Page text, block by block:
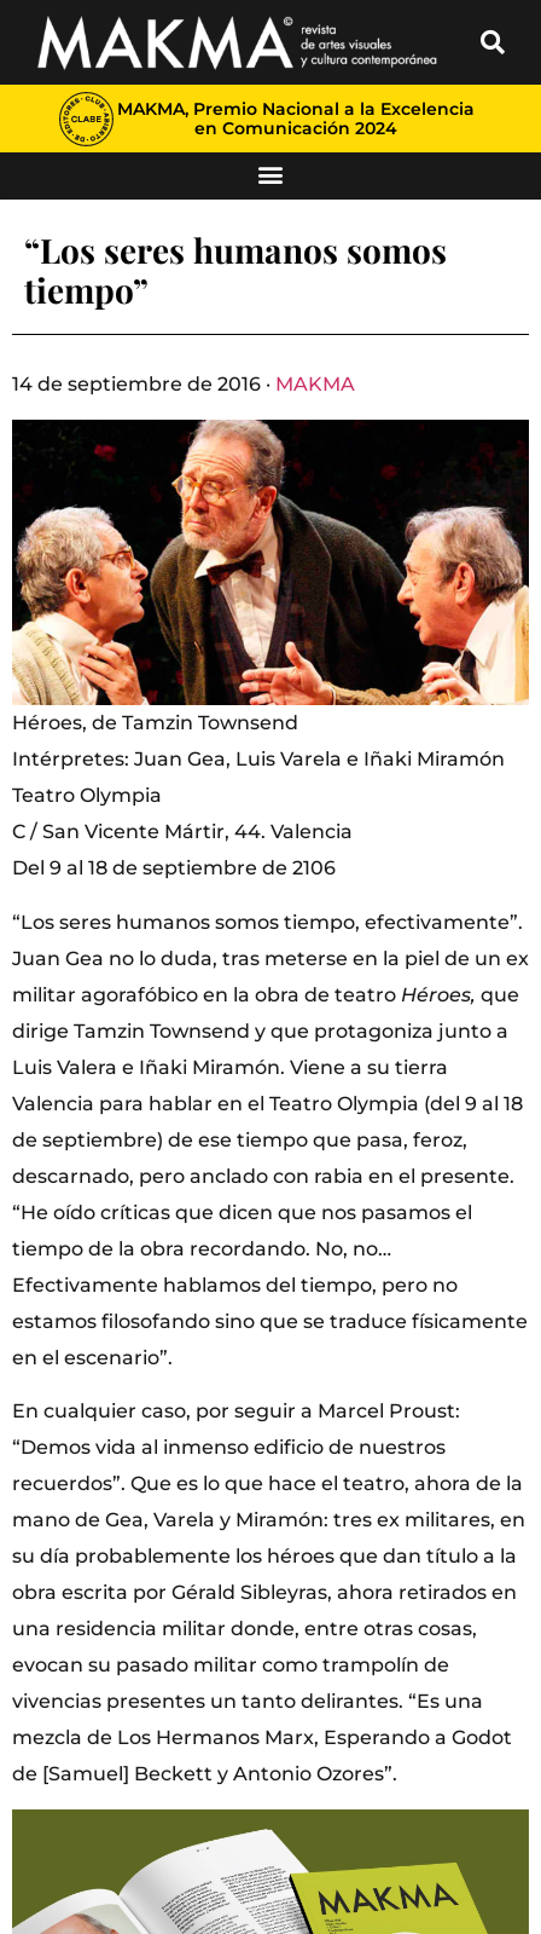
MAKMA, Premio Nacional a la Excelencia
en Comunicación 2024
“Los seres humanos somos
tiempo”
14 de septiembre de 2016 · MAKMA
Héroes, de Tamzin Townsend
Intérpretes: Juan Gea, Luis Varela e Iñaki Miramón
Teatro Olympia
C / San Vicente Mártir, 44. Valencia
Del 9 al 18 de septiembre de 2106
“Los seres humanos somos tiempo, efectivamente”.
Juan Gea no lo duda, tras meterse en la piel de un ex
militar agorafóbico en la obra de teatro Héroes, que
dirige Tamzin Townsend y que protagoniza junto a
Luis Valera e Iñaki Miramón. Viene a su tierra
Valencia para hablar en el Teatro Olympia (del 9 al 18
de septiembre) de ese tiempo que pasa, feroz,
descarnado, pero anclado con rabia en el presente.
“He oído críticas que dicen que nos pasamos el
tiempo de la obra recordando. No, no…
Efectivamente hablamos del tiempo, pero no
estamos filosofando sino que se traduce físicamente
en el escenario”.
En cualquier caso, por seguir a Marcel Proust:
“Demos vida al inmenso edificio de nuestros
recuerdos”. Que es lo que hace el teatro, ahora de la
mano de Gea, Varela y Miramón: tres ex militares, en
su día probablemente los héroes que dan título a la
obra escrita por Gérald Sibleyras, ahora retirados en
una residencia militar donde, entre otras cosas,
evocan su pasado militar como trampolín de
vivencias presentes un tanto delirantes. “Es una
mezcla de Los Hermanos Marx, Esperando a Godot
de [Samuel] Beckett y Antonio Ozores”.